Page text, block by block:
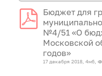
Бюджет для
№4/51 «О
Московской
годов»
17 декабря 2018, 4мб,